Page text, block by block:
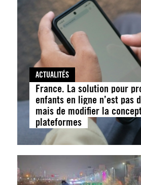
ACTUALITÉS
France. La solution pour
enfants en ligne n’est pas
mais de modifier la
plateformes